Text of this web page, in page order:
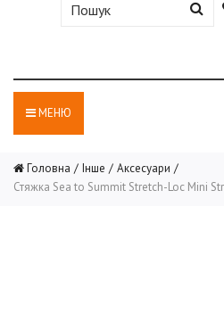
МЕНЮ
Головна Інше
Аксесуари
Стяжка Sea to Summit Stretch-Loc Mini